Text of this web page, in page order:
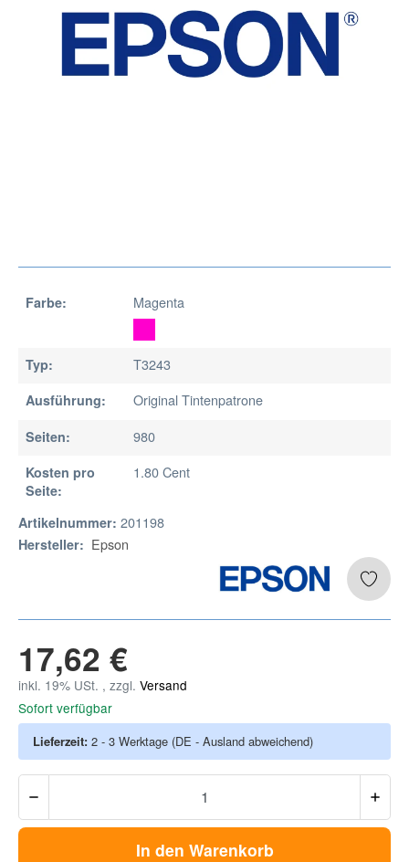
Farbe: Magenta
Typ: T3243
Ausführung: Original Tintenpatrone
Seiten: 980
Kosten pro
Seite:
1.80 Cent
Artikelnummer: 201198
Hersteller: Epson
17,62 €
inkl. 19% USt. , zzgl. Versand
Sofort verfügbar
Lieferzeit: 2 - 3 Werktage (DE - Ausland abweichend)
In den Warenkorb